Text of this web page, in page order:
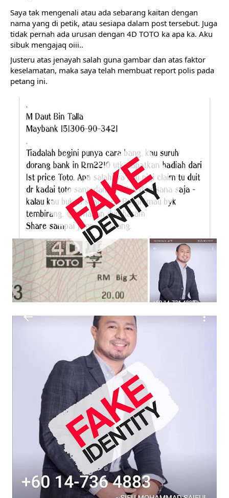
Saya tak mengenali atau ada sebarang kaitan dengan
nama yang di petik, atau sesiapa dalam post tersebut. Juga
tidak pernah ada urusan dengan 4D TOTO ka apa ka. Aku
sibuk mengajaq oiii..
Justeru atas jenayah salah guna gambar dan atas faktor
keselamatan, maka saya telah membuat report polis pada
petang ini.